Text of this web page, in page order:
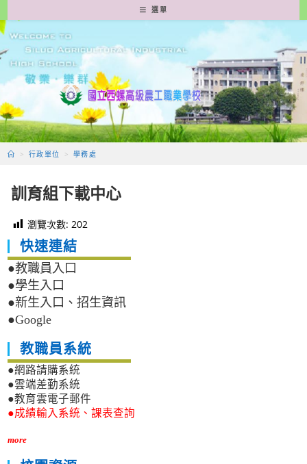
轉
至
要
容
選單
> 行政單位 > 學務處
訓育組下載中心
瀏覽次數: 202
快速連結
●教職員入口
●學生入口
●新生入口、招生資訊
●Google
教職員系統
●網路請購系統
●雲端差勤系統
●教育雲電子郵件
●成績輸入系統、課表查詢
more